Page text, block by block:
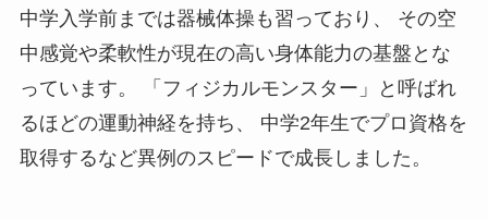
中学入学前までは器械体操も習っており、 その空
中感覚や柔軟性が現在の高い身体能力の基盤とな
っています。 「フィジカルモンスター」と呼ばれ
るほどの運動神経を持ち、 中学2年生でプロ資格を
取得するなど異例のスピードで成長しました。